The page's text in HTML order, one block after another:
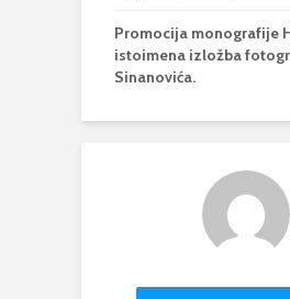
Promocija monografije
istoimena izložba
Sinanovića.